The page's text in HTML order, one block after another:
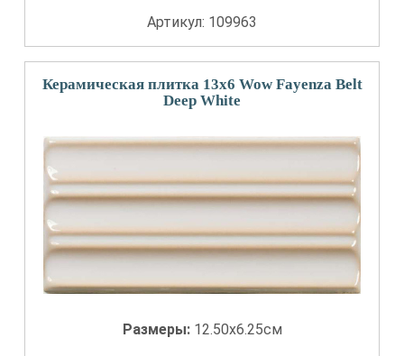
Артикул: 109963
Керамическая плитка 13x6 Wow Fayenza Belt
Deep White
Размеры: 12.50x6.25см